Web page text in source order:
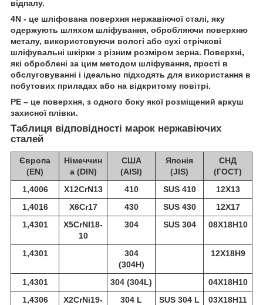
відпалу.
4N - це шліфована поверхня нержавіючої сталі, яку
одержують шляхом шліфування, обробляючи поверхню
металу, використовуючи вологі або сухі стрічкові
шліфувальні шкірки з різним розміром зерна. Поверхні,
які оброблені за цим методом шліфування, прості в
обслуговуванні і ідеально підходять для використання в
побутових приладах або на відкритому повітрі.
РЕ – це поверхня, з одного боку якої розміщений аркуш
захисної плівки.
Таблиця відповідності марок нержавіючих
сталей
Європа
(EN)
Німеччин
а (DIN)
США
(AISI)
Японія
(JIS)
СНД
(ГОСТ)
1,4006
X12CrN13 410 SUS 410
12Х13
1,4016
X6Cr17 430 SUS 430
12Х17
1,4301
X5CrNI18-
10
304 SUS 304 08Х18Н10
1,4301
304
(304H)
12Х18Н9
1,4301 304 (304L)
04Х18Н10
1,4306
X2CrNi19-
304 L SUS 304 L 03Х18Н11